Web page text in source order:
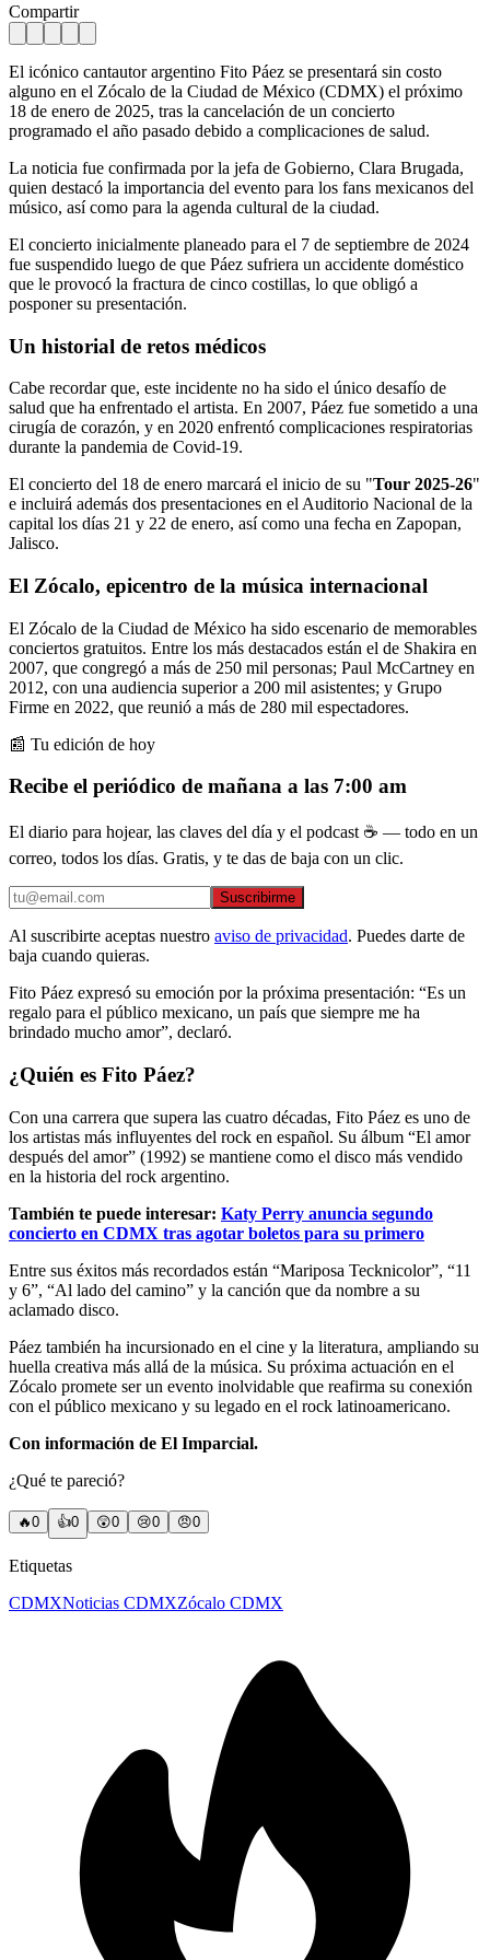
Compartir
El icónico cantautor argentino Fito Páez se presentará sin costo
alguno en el Zócalo de la Ciudad de México (CDMX) el próximo
18 de enero de 2025, tras la cancelación de un concierto
programado el año pasado debido a complicaciones de salud.
La noticia fue confirmada por la jefa de Gobierno, Clara Brugada,
quien destacó la importancia del evento para los fans mexicanos del
músico, así como para la agenda cultural de la ciudad.
El concierto inicialmente planeado para el 7 de septiembre de 2024
fue suspendido luego de que Páez sufriera un accidente doméstico
que le provocó la fractura de cinco costillas, lo que obligó a
posponer su presentación.
Un historial de retos médicos
Cabe recordar que, este incidente no ha sido el único desafío de
salud que ha enfrentado el artista. En 2007, Páez fue sometido a una
cirugía de corazón, y en 2020 enfrentó complicaciones respiratorias
durante la pandemia de Covid-19.
El concierto del 18 de enero marcará el inicio de su "Tour 2025-26"
e incluirá además dos presentaciones en el Auditorio Nacional de la
capital los días 21 y 22 de enero, así como una fecha en Zapopan,
Jalisco.
El Zócalo, epicentro de la música internacional
El Zócalo de la Ciudad de México ha sido escenario de memorables
conciertos gratuitos. Entre los más destacados están el de Shakira en
2007, que congregó a más de 250 mil personas; Paul McCartney en
2012, con una audiencia superior a 200 mil asistentes; y Grupo
Firme en 2022, que reunió a más de 280 mil espectadores.
📰 Tu edición de hoy
Recibe el periódico de mañana a las 7:00 am
El diario para hojear, las claves del día y el podcast ☕ — todo en un
correo, todos los días. Gratis, y te das de baja con un clic.
Suscribirme
Al suscribirte aceptas nuestro aviso de privacidad. Puedes darte de
baja cuando quieras.
Fito Páez expresó su emoción por la próxima presentación: “Es un
regalo para el público mexicano, un país que siempre me ha
brindado mucho amor”, declaró.
¿Quién es Fito Páez?
Con una carrera que supera las cuatro décadas, Fito Páez es uno de
los artistas más influyentes del rock en español. Su álbum “El amor
después del amor” (1992) se mantiene como el disco más vendido
en la historia del rock argentino.
También te puede interesar: Katy Perry anuncia segundo
concierto en CDMX tras agotar boletos para su primero
Entre sus éxitos más recordados están “Mariposa Tecknicolor”, “11
y 6”, “Al lado del camino” y la canción que da nombre a su
aclamado disco.
Páez también ha incursionado en el cine y la literatura, ampliando su
huella creativa más allá de la música. Su próxima actuación en el
Zócalo promete ser un evento inolvidable que reafirma su conexión
con el público mexicano y su legado en el rock latinoamericano.
Con información de El Imparcial.
¿Qué te pareció?
🔥0 👍0 😲0 😢0 😠0
Etiquetas
CDMXNoticias CDMXZócalo CDMX